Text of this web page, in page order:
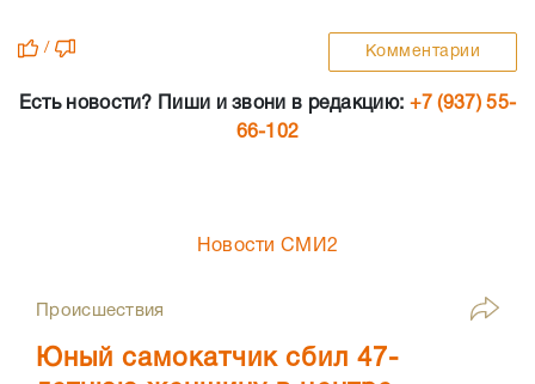
/ Комментарии
Есть новости? Пиши и звони в редакцию: +7 (937) 55-
66-102
Новости СМИ2
Происшествия
Юный самокатчик сбил 47-